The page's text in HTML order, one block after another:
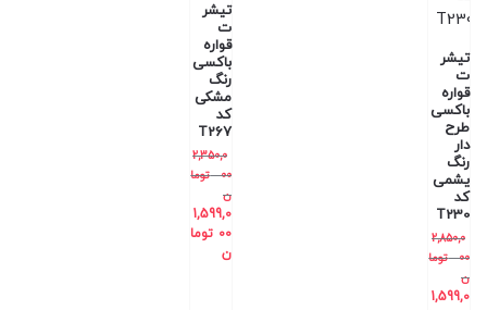
تیشر
ت
قواره
باکسی
طرح
دار
رنگ
یشمی
کد
T230
2,850,0
00
توما
ن
1,599,0
تیشر
ت
قواره
باکسی
رنگ
مشکی
کد
T267
2,350,0
00
توما
ن
1,599,0
00 توما
ن